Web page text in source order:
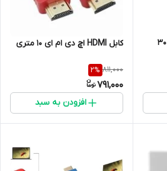
آداپتور سوییچینگ 12ولت 30
کابل HDMI اچ دی ام ای 10 متری
811,000
2%
791,000
افزودن به سبد